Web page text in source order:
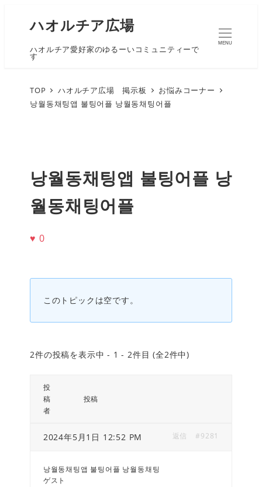
ハオルチア広場
ハオルチア愛好家のゆるーいコミュニティーで
す
MENU
TOP ハオルチア広場 掲示板
お悩みコーナー
낭월동채팅앱 불팅어플 낭월동채팅어플
낭월동채팅앱 불팅어플 낭
월동채팅어플
♥ 0
このトピックは空です。
2件の投稿を表示中 - 1 - 2件目 (全2件中)
投
稿
者
投稿
2024年5月1日 12:52 PM #9281
返信
낭월동채팅앱 불팅어플 낭월동채팅
ゲスト